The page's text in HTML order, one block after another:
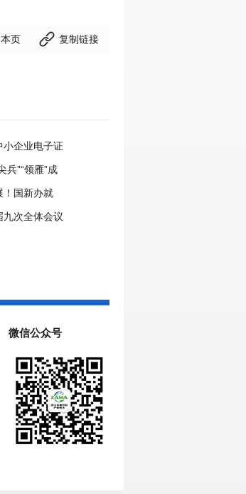
页  复制链接
小企业电子证
兵”“领雁”成
产突围战
！国新办就
情况举行新闻
九次全体会议
微信公众号